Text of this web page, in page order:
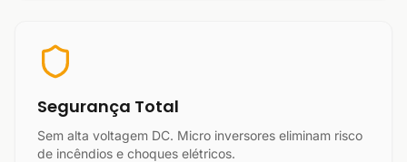
Segurança Total
Sem alta voltagem DC. Micro inversores eliminam risco
de incêndios e choques elétricos.